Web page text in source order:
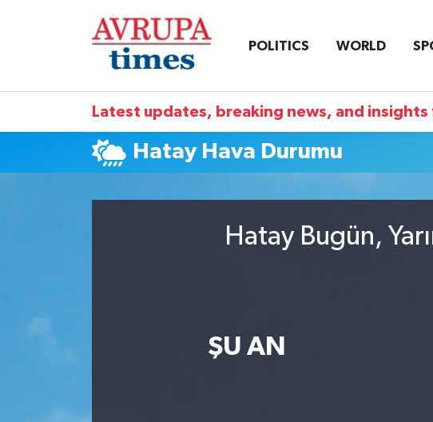
POLITICS WORLD
Latest updates, breaking news, and insights
Hatay Hava Durumu
Hatay Bugün,
ŞU AN
Nöbetçi Eczaneler
Namaz Vakitleri
Süper Lig Puan Durumu ve Fikstür